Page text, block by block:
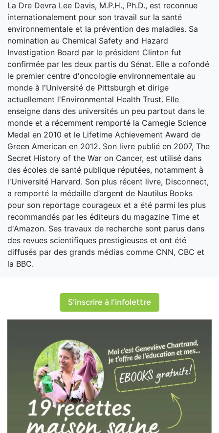
La Dre Devra Lee Davis, M.P.H., Ph.D., est reconnue
internationalement pour son travail sur la santé
environnementale et la prévention des maladies. Sa
nomination au Chemical Safety and Hazard
Investigation Board par le président Clinton fut
confirmée par les deux partis du Sénat. Elle a cofondé
le premier centre d'oncologie environnementale au
monde à l'Université de Pittsburgh et dirige
actuellement l'Environmental Health Trust. Elle
enseigne dans des universités un peu partout dans le
monde et a récemment remporté la Carnegie Science
Medal en 2010 et le Lifetime Achievement Award de
Green American en 2012. Son livre publié en 2007, The
Secret History of the War on Cancer, est utilisé dans
des écoles de santé publique réputées, notamment à
l'Université Harvard. Son plus récent livre, Disconnect,
a remporté la médaille d’argent de Nautilus Books
pour son reportage courageux et a été parmi les plus
recommandés par les éditeurs du magazine Time et
d'Amazon. Ses travaux de recherche sont parus dans
des revues scientifiques prestigieuses et ont été
diffusés par des grands médias comme CNN, CBC et
la BBC.
S'inscrire à l'infolettre